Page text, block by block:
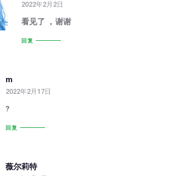
2022年2月2日
看见了 ，谢谢
回复
m
2022年2月17日
?
回复
薇尔莉特